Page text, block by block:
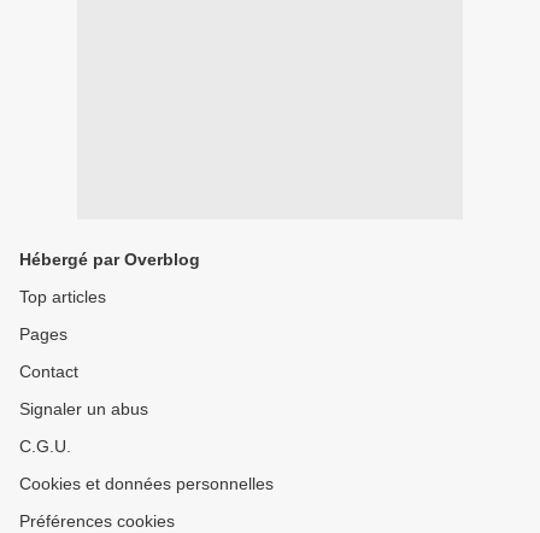
Hébergé par Overblog
Top articles
Pages
Contact
Signaler un abus
C.G.U.
Cookies et données personnelles
Préférences cookies